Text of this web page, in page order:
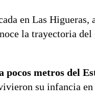
en Las Higueras,
la trayectoria
metros del
su infancia